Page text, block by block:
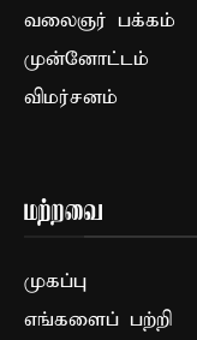
வலைஞர் பக்கம்
முன்னோட்டம்
விமர்சனம்
மற்றவை
முகப்பு
எங்களைப் பற்றி